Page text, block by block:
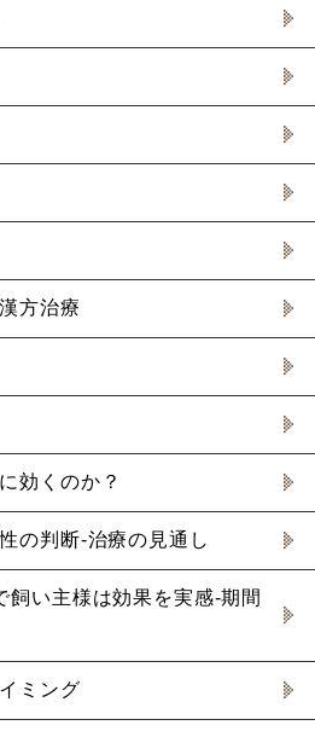
方治療
効くのか？
の判断-治療の見通し
い主様は効果を実感-期間
ミング